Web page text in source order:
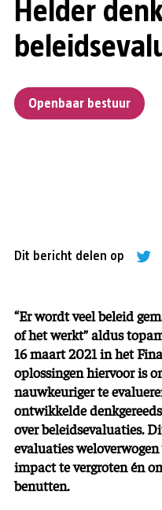
Helder
Openbaar bestuur
Dit bericht delen op
“Er wordt veel beleid
of het werkt” aldus
16 maart 2021 in het
oplossingen hiervoor is
nauwkeuriger te
ontwikkelde
over beleidsevaluaties.
evaluaties
impact te vergroten én
benutten.